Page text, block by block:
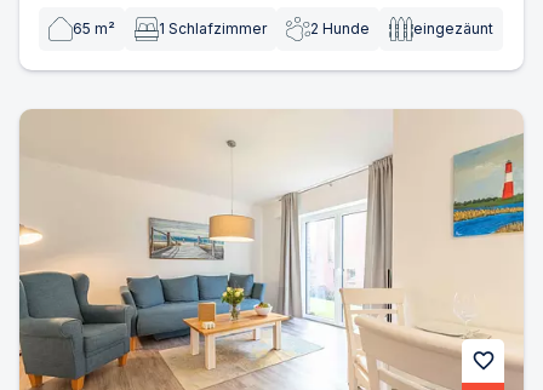
65 m² 1 Schlafzimmer 2 Hunde eingezäunt
favorite
Ferienwohnung Die Ostseer Damp | Ferienwohnung in